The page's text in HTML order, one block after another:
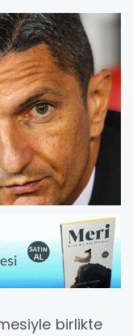
birlikte